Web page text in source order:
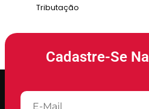
Tributação
Cadastre-Se Na